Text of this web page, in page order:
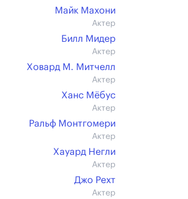
Майк Махони
Актер
Билл Мидер
Актер
Ховард М. Митчелл
Актер
Ханс Мёбус
Актер
Ральф Монтгомери
Актер
Хауард Негли
Актер
Джо Рехт
Актер